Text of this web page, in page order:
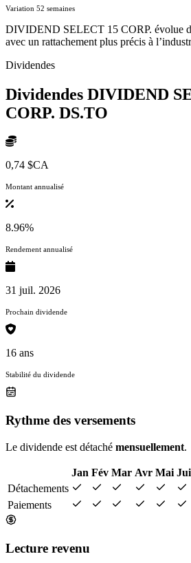
Variation 52 semaines
DIVIDEND SELECT 15 CORP. évolue
avec un rattachement plus précis à
Dividendes
Dividendes DIVIDEND
CORP. DS.TO
0,74 $CA
Montant annualisé
8.96%
Rendement annualisé
31 juil. 2026
Prochain dividende
16 ans
Stabilité du dividende
Rythme des versements
Le dividende est détaché mensuellement.
Jan Fév Mar Avr Mai Jui
Détachements
Paiements
Lecture revenu